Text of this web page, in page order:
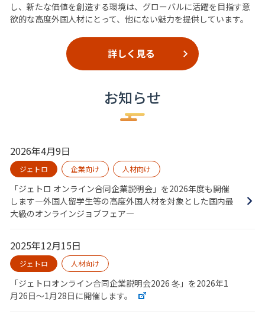
し、新たな価値を創造する環境は、グローバルに活躍を目指す意
欲的な高度外国人材にとって、他にない魅力を提供しています。
詳しく見る
お知らせ
2026年4月9日
ジェトロ 企業向け 人材向け
「ジェトロ オンライン合同企業説明会」を2026年度も開催
します―外国人留学生等の高度外国人材を対象とした国内最
大級のオンラインジョブフェア―
2025年12月15日
ジェトロ 人材向け
「ジェトロオンライン合同企業説明会2026 冬」を2026年1
月26日～1月28日に開催します。